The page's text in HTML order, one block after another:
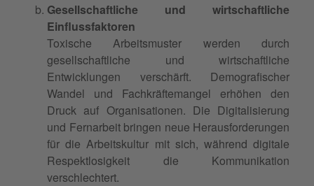
Gesellschaftliche und wirtschaftliche
Einflussfaktoren
Toxische Arbeitsmuster werden durch
gesellschaftliche und wirtschaftliche
Entwicklungen verschärft. Demografischer
Wandel und Fachkräftemangel erhöhen den
Druck auf Organisationen. Die Digitalisierung
und Fernarbeit bringen neue Herausforderungen
für die Arbeitskultur mit sich, während digitale
Respektlosigkeit die Kommunikation
verschlechtert.